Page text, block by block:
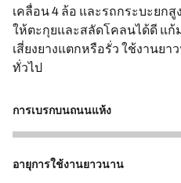
เคลื่อน 4 ล้อ และรถกระบะยกสู
ให้ตะกุยและสลัดโคลนได้ดี แก้
เสี่ยงยางแตกหรือรั่ว ใช้งานย
ทั่วไป
การเบรกบนถนนแห้ง
5
อายุการใช้งานยาวนาน